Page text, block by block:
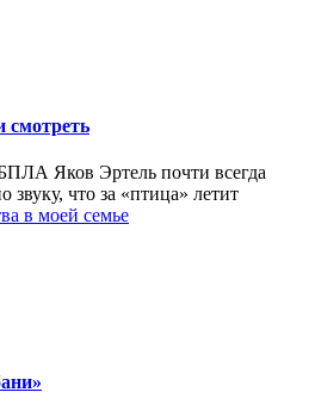
смотреть
Яков Эртель почти всегда
звуку, что за «птица» летит
в моей семье